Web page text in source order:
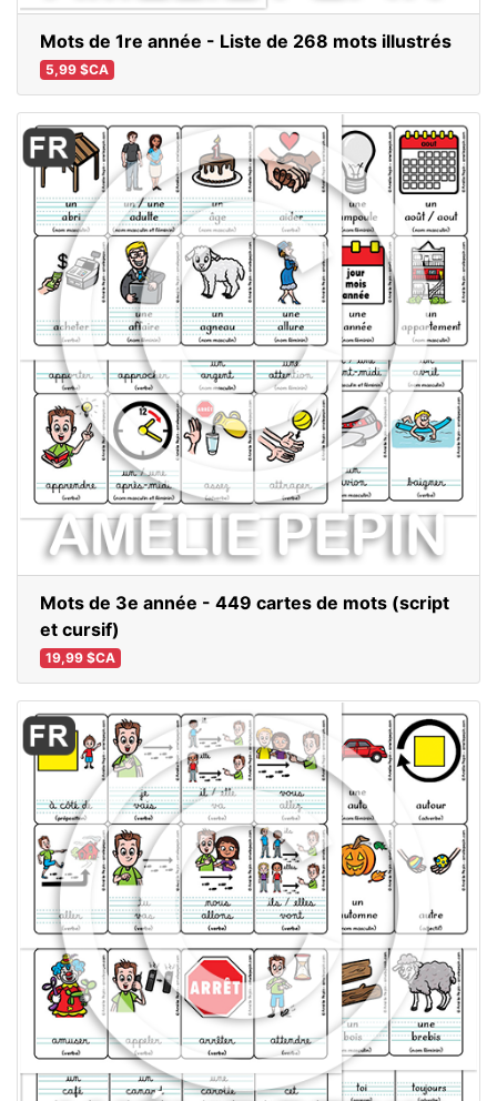
Mots de 1re année - Liste de 268 mots illustrés
5,99 $CA
Mots de 3e année - 449 cartes de mots (script
et cursif)
19,99 $CA